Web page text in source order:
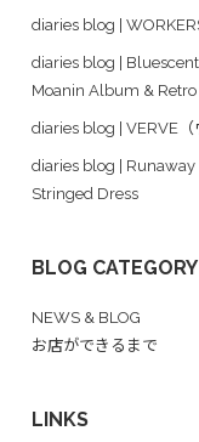
diaries blog |
diaries blog |
Moanin Album &
diaries blog | VERVE（
diaries blog | Runaway
Stringed Dress
BLOG CATEGORY
NEWS & BLOG
お店ができるまで
LINKS